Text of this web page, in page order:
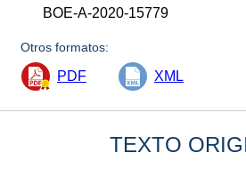
BOE-A-2020-15779
Otros formatos:
PDF XML
TEXTO